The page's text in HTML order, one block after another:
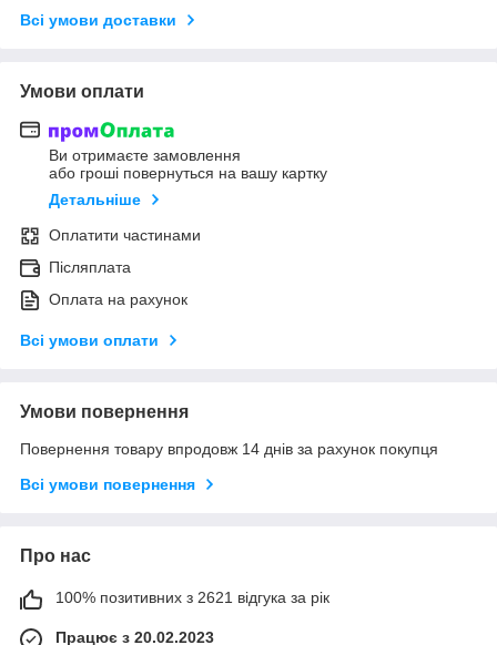
Всі умови доставки
Умови оплати
Ви отримаєте замовлення
або гроші повернуться на вашу картку
Детальніше
Оплатити частинами
Післяплата
Оплата на рахунок
Всі умови оплати
Умови повернення
Повернення товару впродовж 14 днів за рахунок покупця
Всі умови повернення
Про нас
100% позитивних з 2621 відгука за рік
Працює з 20.02.2023